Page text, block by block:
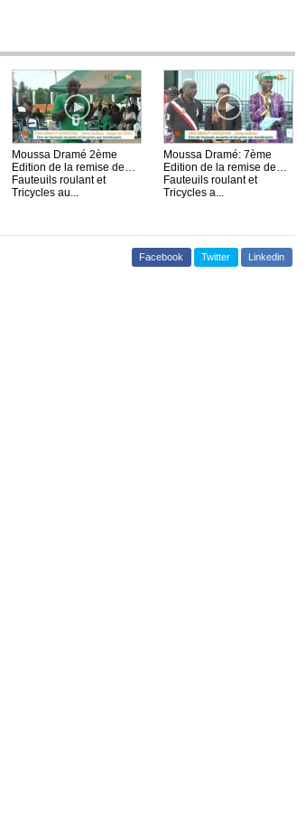
Moussa Dramé 2ème
Edition de la remise de
Fauteuils roulant et
Tricycles au...
Moussa Dramé: 7ème
Edition de la remise de
Fauteuils roulant et
Tricycles a...
Facebook Twitter Linkedin